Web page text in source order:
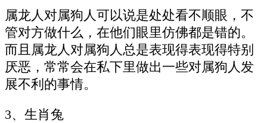
属龙人对属狗人可以说是处处看不顺眼，不
管对方做什么，在他们眼里仿佛都是错的。
而且属龙人对属狗人总是表现得表现得特别
厌恶，常常会在私下里做出一些对属狗人发
展不利的事情。
3、生肖兔